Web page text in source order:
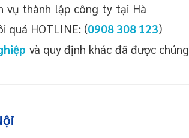
vụ thành lập công ty tại Hà
quá HOTLINE: (0908 308 123)
và quy định khác đã được chúng